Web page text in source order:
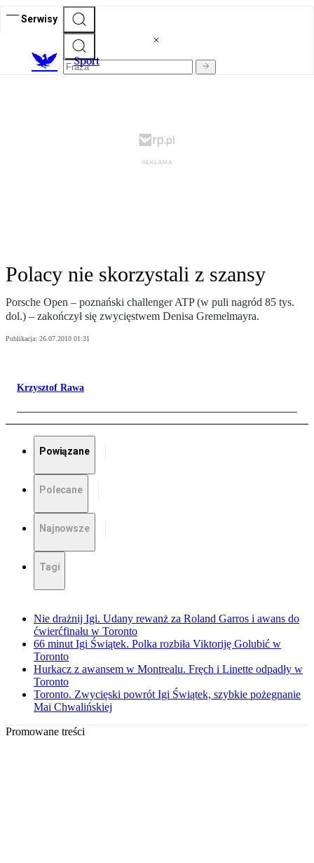
Serwisy
Sport
Polacy nie skorzystali z szansy
Porsche Open – poznański challenger ATP (w puli nagród 85 tys.
dol.) – zakończył się zwycięstwem Denisa Gremelmayra.
Publikacja: 26.07.2010 01:31
Krzysztof Rawa
Powiązane
Polecane
Najnowsze
Tagi
Nie drażnij Igi. Udany rewanż za Roland Garros i awans do
ćwierćfinału w Toronto
66 minut Igi Świątek. Polka rozbiła Viktoriję Golubić w
Toronto
Hurkacz z awansem w Montrealu. Fręch i Linette odpadły w
Toronto
Toronto. Zwycięski powrót Igi Świątek, szybkie pożegnanie
Mai Chwalińskiej
Promowane treści